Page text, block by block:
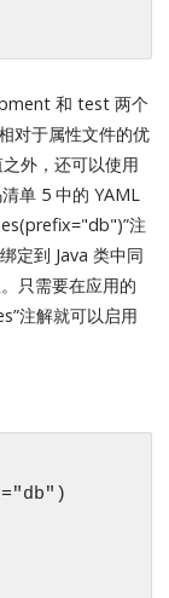
和 test 两个
对于属性文件的优
外，还可以使用
单 5 中的 YAML
注
定到 Java 类中同
只需要在应用的
注解就可以启用